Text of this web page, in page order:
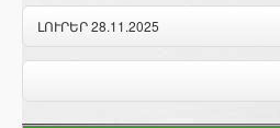
ԼՈՒՐԵՐ 28.11.2025